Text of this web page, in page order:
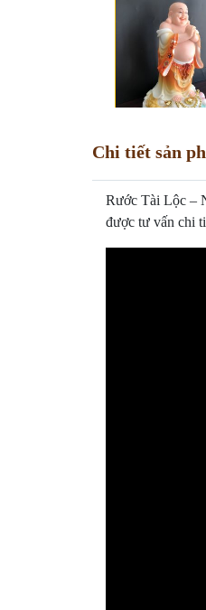
Chi tiết sản
Rước Tài Lộc –
được tư vấn chi